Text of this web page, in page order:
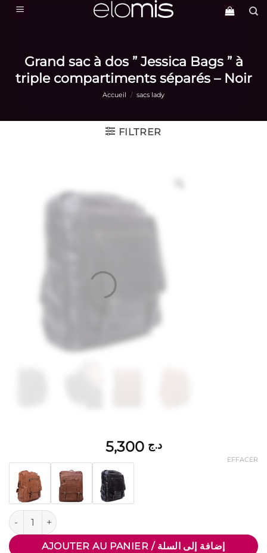
Passer
Grand sac à dos ” Jessica Bags ” à
triple compartiments séparés – Noir
Accueil / sacs lady
FILTRER
د.ج 5,300
EFFACER
quantité de Grand sac à dos " Jessica Bags " à triple
AJOUTER AU PANIER / إضافة إلى السلة